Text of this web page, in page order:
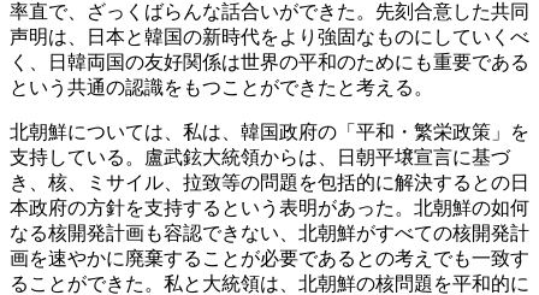
率直で、ざっくばらんな話合いができた。先刻合意した共同
声明は、日本と韓国の新時代をより強固なものにしていくべ
く、日韓両国の友好関係は世界の平和のためにも重要である
という共通の認識をもつことができたと考える。
北朝鮮については、私は、韓国政府の「平和・繁栄政策」を
支持している。盧武鉉大統領からは、日朝平壌宣言に基づ
き、核、ミサイル、拉致等の問題を包括的に解決するとの日
本政府の方針を支持するという表明があった。北朝鮮の如何
なる核開発計画も容認できない、北朝鮮がすべての核開発計
画を速やかに廃棄することが必要であるとの考えでも一致す
ることができた。私と大統領は、北朝鮮の核問題を平和的に